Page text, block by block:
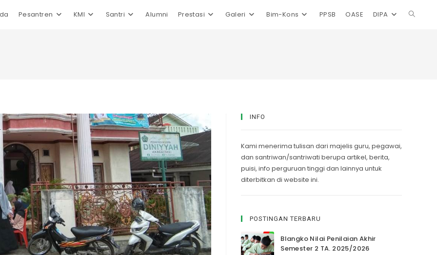
Pesantren KMI Santri Alumni Prestasi Galeri Bim-Kons PPSB OASE DIPA Toggle
INFO
Kami menerima tulisan dari majelis guru, pegawai,
dan santriwan/santriwati berupa artikel, berita,
puisi, info perguruan tinggi dan lainnya untuk
diterbitkan di website ini.
POSTINGAN TERBARU
Blangko Nilai Penilaian Akhir
Semester 2 TA. 2025/2026